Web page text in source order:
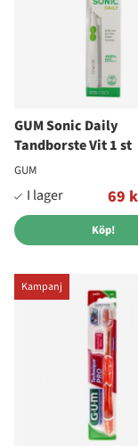
GUM Sonic Daily
Tandborste Vit 1 st
GUM
69
Ordinarie pris:
Köp!
Kampanj